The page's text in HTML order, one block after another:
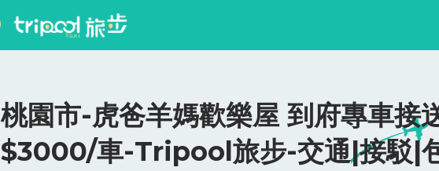
桃園市-虎爸羊媽歡樂屋 到府專車接
$3000/車-Tripool旅步-交通|接駁|